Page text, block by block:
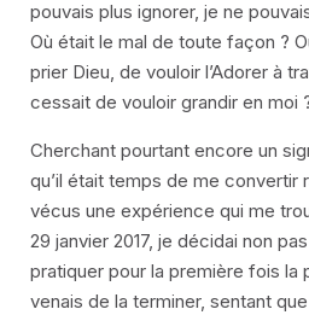
pouvais plus ignorer, je ne
Où était le mal de toute façon ?
prier Dieu, de vouloir l’Adorer à
cessait de vouloir grandir en moi
Cherchant pourtant encore un
qu’il était temps de me convertir
vécus une expérience qui me
29 janvier 2017, je décidai non
pratiquer pour la première fois la
venais de la terminer, sentant